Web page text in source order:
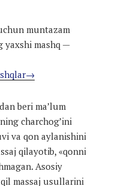
muntazam
yaxshi mashq —
beri ma’lum
charchog’ini
va qon aylanishini
qilayotib, «qonni
Asosiy
massaj usullarini